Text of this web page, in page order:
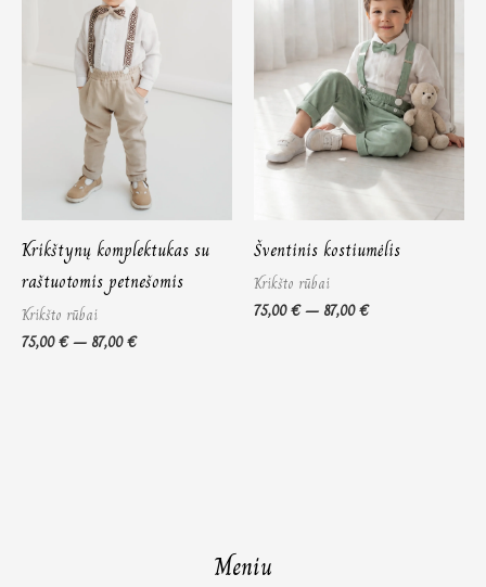
Krikštynų komplektukas su
raštuotomis petnešomis
Krikšto rūbai
75,00€– 87,00€
Šventinis kostiumėlis
Krikšto rūbai
75,00€– 87,00€
Meniu